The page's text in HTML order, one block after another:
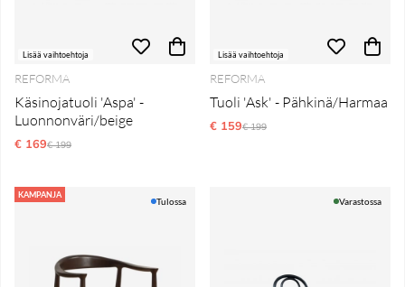
Lisää vaihtoehtoja
REFORMA
Käsinojatuoli 'Aspa' -
Luonnonväri/beige
€ 169Normaali hinta
€ 199
Lisää vaihtoehtoja
REFORMA
Tuoli 'Ask' - Pähkinä/Harmaa
€ 159Normaali hinta
€ 199
KAMPANJA
Tulossa Varastossa